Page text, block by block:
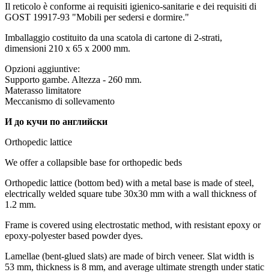
Il reticolo è conforme ai requisiti igienico-sanitarie e dei requisiti di
GOST 19917-93 "Mobili per sedersi e dormire."
Imballaggio costituito da una scatola di cartone di 2-strati,
dimensioni 210 x 65 x 2000 mm.
Opzioni aggiuntive:
Supporto gambe. Altezza - 260 mm.
Materasso limitatore
Meccanismo di sollevamento
И до кучи по английски
Orthopedic lattice
We offer a collapsible base for orthopedic beds
Orthopedic lattice (bottom bed) with a metal base is made of steel,
electrically welded square tube 30x30 mm with a wall thickness of
1.2 mm.
Frame is covered using electrostatic method, with resistant epoxy or
epoxy-polyester based powder dyes.
Lamellae (bent-glued slats) are made of birch veneer. Slat width is
53 mm, thickness is 8 mm, and average ultimate strength under static